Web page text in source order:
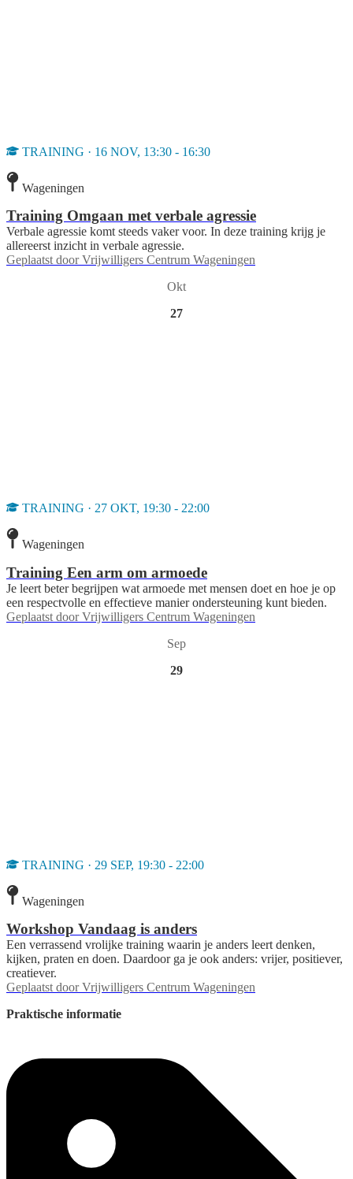
TRAINING · 16 NOV, 13:30 - 16:30
Wageningen
Training Omgaan met verbale agressie
Verbale agressie komt steeds vaker voor. In deze training krijg je
allereerst inzicht in verbale agressie.
Geplaatst door Vrijwilligers Centrum Wageningen
Okt
27
TRAINING · 27 OKT, 19:30 - 22:00
Wageningen
Training Een arm om armoede
Je leert beter begrijpen wat armoede met mensen doet en hoe je op
een respectvolle en effectieve manier ondersteuning kunt bieden.
Geplaatst door Vrijwilligers Centrum Wageningen
Sep
29
TRAINING · 29 SEP, 19:30 - 22:00
Wageningen
Workshop Vandaag is anders
Een verrassend vrolijke training waarin je anders leert denken,
kijken, praten en doen. Daardoor ga je ook anders: vrijer, positiever,
creatiever.
Geplaatst door Vrijwilligers Centrum Wageningen
Praktische informatie